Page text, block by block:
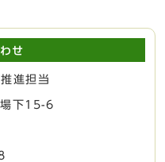
せ
進担当
下15-6